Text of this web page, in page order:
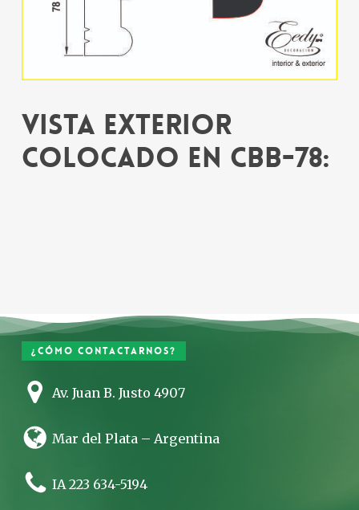
Vista exterior
colocado en CBB-78:
¿Cómo contactarnos?
Av. Juan B. Justo 4907
Mar del Plata – Argentina
IA 223 634-5194